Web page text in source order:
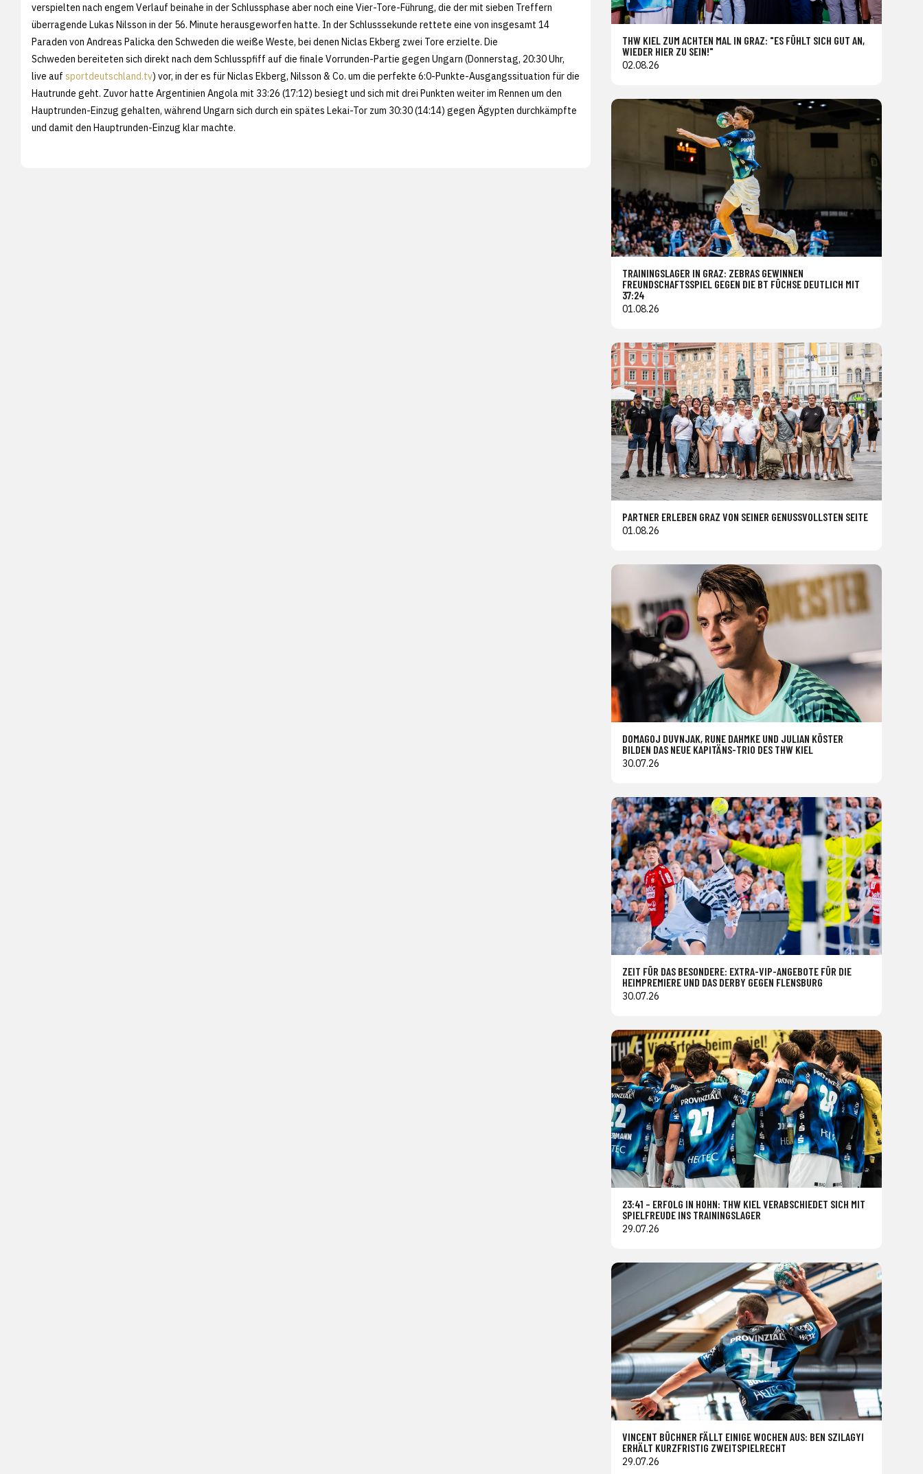
verspielten nach engem Verlauf beinahe in der Schlussphase aber noch eine Vier-Tore-Führung, die der mit sieben Treffern
überragende Lukas Nilsson in der 56. Minute herausgeworfen hatte. In der Schlusssekunde rettete eine von insgesamt 14
Paraden von Andreas Palicka den Schweden die weiße Weste, bei denen Niclas Ekberg zwei Tore erzielte. Die
Schweden bereiteten sich direkt nach dem Schlusspfiff auf die finale Vorrunden-Partie gegen Ungarn (Donnerstag, 20:30 Uhr,
live auf sportdeutschland.tv) vor, in der es für Niclas Ekberg, Nilsson & Co. um die perfekte 6:0-Punkte-Ausgangssituation für die
Hautrunde geht. Zuvor hatte Argentinien Angola mit 33:26 (17:12) besiegt und sich mit drei Punkten weiter im Rennen um den
Hauptrunden-Einzug gehalten, während Ungarn sich durch ein spätes Lekai-Tor zum 30:30 (14:14) gegen Ägypten durchkämpfte
und damit den Hauptrunden-Einzug klar machte.
THW KIEL ZUM ACHTEN MAL IN GRAZ: "ES FÜHLT SICH GUT AN,
WIEDER HIER ZU SEIN!"
02.08.26
TRAININGSLAGER IN GRAZ: ZEBRAS GEWINNEN
FREUNDSCHAFTSSPIEL GEGEN DIE BT FÜCHSE DEUTLICH MIT
37:24
01.08.26
PARTNER ERLEBEN GRAZ VON SEINER GENUSSVOLLSTEN SEITE
01.08.26
DOMAGOJ DUVNJAK, RUNE DAHMKE UND JULIAN KÖSTER
BILDEN DAS NEUE KAPITÄNS-TRIO DES THW KIEL
30.07.26
ZEIT FÜR DAS BESONDERE: EXTRA-VIP-ANGEBOTE FÜR DIE
HEIMPREMIERE UND DAS DERBY GEGEN FLENSBURG
30.07.26
23:41 – ERFOLG IN HOHN: THW KIEL VERABSCHIEDET SICH MIT
SPIELFREUDE INS TRAININGSLAGER
29.07.26
VINCENT BÜCHNER FÄLLT EINIGE WOCHEN AUS: BEN SZILAGYI
ERHÄLT KURZFRISTIG ZWEITSPIELRECHT
29.07.26